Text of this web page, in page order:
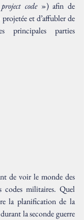
project code ») afin de
et d’affubler de
principales parties
de voir le monde des
codes militaires. Quel
la planification de la
la seconde guerre